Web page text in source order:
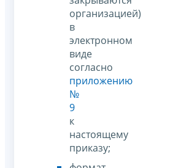
организацией)
в
электронном
виде
согласно
приложению
№
9
к
настоящему
приказу;